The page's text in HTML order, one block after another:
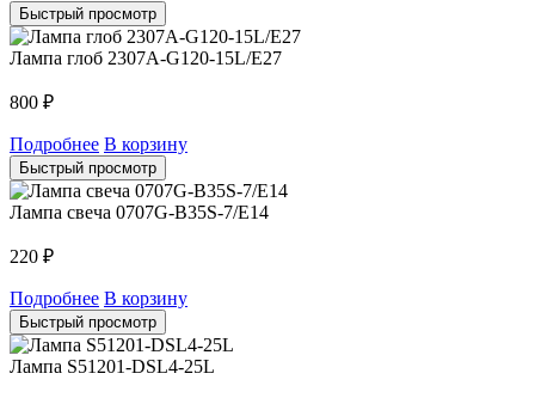
Быстрый просмотр
Лампа глоб 2307A-G120-15L/E27
800 ₽
Подробнее В корзину
Быстрый просмотр
Лампа свеча 0707G-B35S-7/E14
220 ₽
Подробнее В корзину
Быстрый просмотр
Лампа S51201-DSL4-25L